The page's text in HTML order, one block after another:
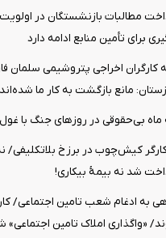
مطالبات بازنشستگان در
برای تأمین منابع ادامه دارد
کارگران اخراجی پتروشیمی سلمان
مانع بازگشت به کار ما شده‌اند
بی‌حقوقی در روزهای جنگ با غول
کارگر کیش‌چوب در برزخ بلاتکلیفی/
شد نه بیمۀ بیکاری!
به ادغام شعب تامین اجتماعی/
«واگذاری املاک تامین